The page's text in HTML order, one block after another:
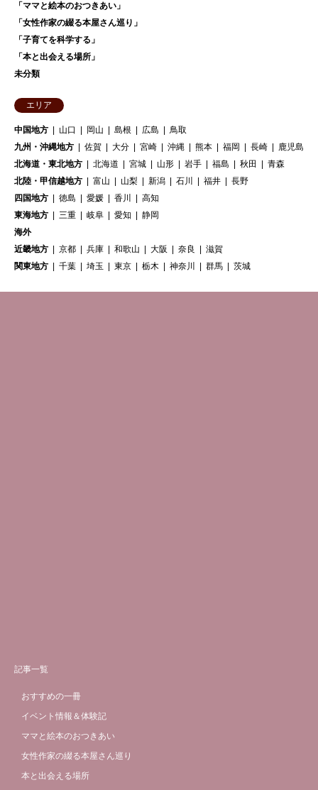
「ママと絵本のおつきあい」
「女性作家の綴る本屋さん巡り」
「子育てを科学する」
「本と出会える場所」
未分類
エリア
中国地方 山口 岡山 島根 広島
鳥取
九州・沖縄地方
佐賀 大分 宮崎 沖縄 熊本 福岡 長崎
鹿児島
北海道・東北地方
北海道 宮城 山形 岩手 福島 秋田
青森
北陸・甲信越地方
富山 山梨 新潟 石川 福井
長野
四国地方
徳島 愛媛 香川
高知
東海地方
三重 岐阜 愛知
静岡
海外
近畿地方
京都 兵庫 和歌山 大阪 奈良
滋賀
関東地方
千葉 埼玉 東京 栃木 神奈川 群馬 茨城
記事一覧
おすすめの一冊
イベント情報＆体験記
ママと絵本のおつきあい
女性作家の綴る本屋さん巡り
本と出会える場所